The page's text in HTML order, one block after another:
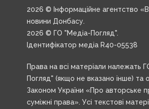
2026 © Інформаційне агентство
новини Донбасу.
2026 © ГО "Медіа-Погляд".
Ідентифікатор медіа R40-05538
Права на всі матеріали належать
Погляд" (якщо не вказано інше) та
Законом України «Про авторське
суміжні права». Усі текстові